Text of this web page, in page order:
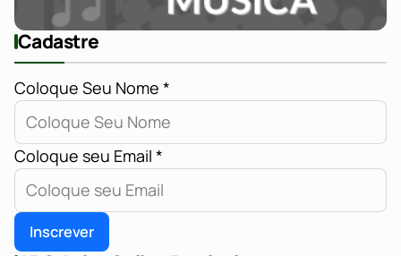
Cadastre
Coloque Seu Nome *
Coloque seu Email *
Inscrever